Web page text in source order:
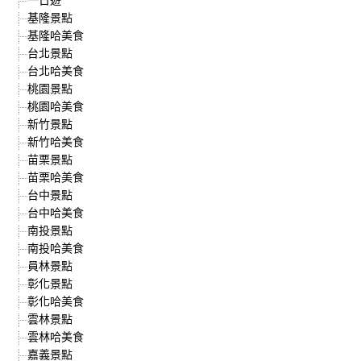
基隆景點
基隆哈美食
台北景點
台北哈美食
桃園景點
桃園哈美食
新竹景點
新竹哈美食
苗栗景點
苗栗哈美食
台中景點
台中哈美食
南投景點
南投哈美食
員林景點
彰化景點
彰化哈美食
雲林景點
雲林哈美食
嘉義景點